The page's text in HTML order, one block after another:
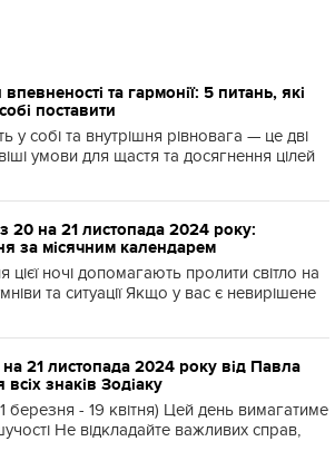
та гармонії: 5 питань, які
поставити
у собі та внутрішня рівновага — це дві
умови для щастя та досягнення цілей
20 на 21 листопада 2024 року:
за місячним календарем
цієї ночі допомагають пролити світло на
та ситуації Якщо у вас є невирішене
21 листопада 2024 року від Павла
знаків Зодіаку
березня - 19 квітня) Цей день вимагатиме
Не відкладайте важливих справ,